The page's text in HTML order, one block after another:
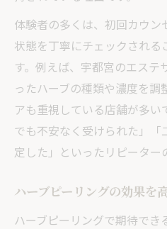
体験者の多くは、初回カウ
状態を丁寧にチェックされる
す。例えば、宇都宮のエステ
ったハーブの種類や濃度を
アも重視している店舗が多い
でも不安なく受けられた」
定した」といったリピーター
ハーブピーリングの効果を
ハーブピーリングで期待で